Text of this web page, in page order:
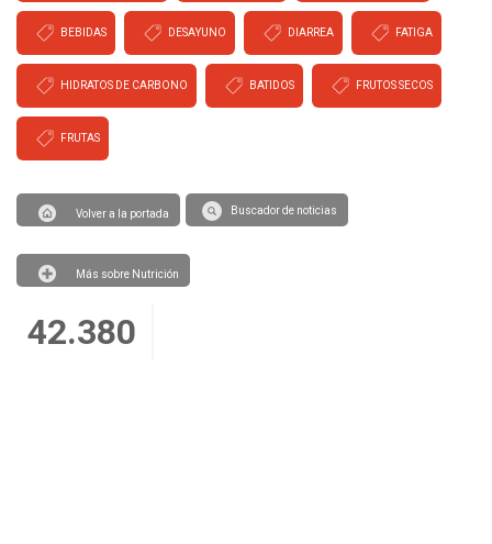
BEBIDAS DESAYUNO DIARREA FATIGA
HIDRATOS DE CARBONO BATIDOS FRUTOS SECOS
FRUTAS
Volver a la portada Buscador de noticias
Más sobre Nutrición
42.380